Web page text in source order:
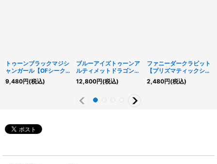
トゥーンブラックマジシ
ャンガール【OFシーク
レット】{RV01-JP013}
《モンスター》
9,480円(税込)
ブルーアイズトゥーンア
ルティメットドラゴン
【プリズマティックシー
クレット】{RV01-
12,800円(税込)
ファニーダークラビット
【プリズマティックシー
クレット】{RV01-
JP001}《モンスター》
2,480円(税込)